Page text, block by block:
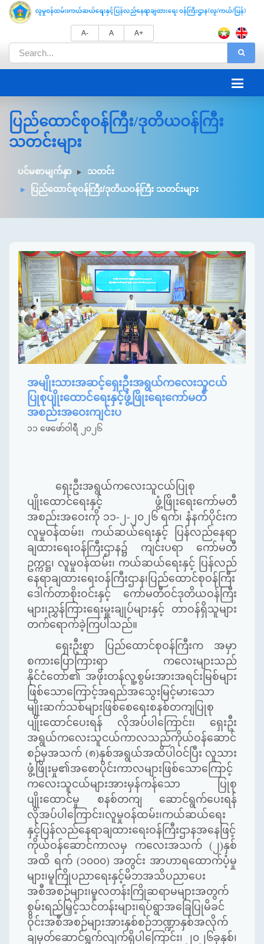
A- A A+
ပြည်ထောင်စုဝန်ကြီး/ဒုတိယဝန်ကြီး
သတင်းများ
ပင်မစာမျက်နှာ
သတင်း
ပြည်ထောင်စုဝန်ကြီး/ဒုတိယဝန်ကြီး သတင်းများ
အမျိုးသားအဆင့်ရှေးဦးအရွယ်ကလေးသူငယ်
ပြုစုပျိုးထောင်ရေးနှင့်ဖွံ့ဖြိုးရေးကော်မတီ
အစည်းအဝေးကျင်းပ
၁၁ ဖေဖော်ဝါရီ ၂၀၂၆
ရှေးဦးအရွယ်ကလေးသူငယ်ပြုစု
ပျိုးထောင်ရေးနှင့် ဖွံ့ဖြိုးရေးကော်မတီ
အစည်းအဝေးကို ၁၁-၂-၂၀၂၆ ရက်၊ နံနက်ပိုင်းက
လူမှုဝန်ထမ်း၊ ကယ်ဆယ်ရေးနှင့် ပြန်လည်နေရာ
ချထားရေးဝန်ကြီးဌာန၌ ကျင်းပရာ ကော်မတီ
ဥက္ကဋ္ဌ၊ လူမှုဝန်ထမ်း၊ ကယ်ဆယ်ရေးနှင့် ပြန်လည်
နေရာချထားရေးဝန်ကြီးဌာန၊ပြည်ထောင်စုဝန်ကြီး
ဒေါက်တာစိုးဝင်းနှင့် ကော်မတီဝင်ဒုတိယဝန်ကြီး
များ၊ညွှန်ကြားရေးမှူးချုပ်များနှင့် တာဝန်ရှိသူများ
တက်ရောက်ခဲ့ကြပါသည်။
ရှေးဦးစွာ ပြည်ထောင်စုဝန်ကြီးက အမှာ
စကားပြောကြားရာ ကလေးများသည်
နိုင်ငံတော်၏ အဖိုးတန်လူ့စွမ်းအားအရင်းမြစ်များ
ဖြစ်သောကြောင့်အရည်အသွေးမြင့်မားသော
မျိုးဆက်သစ်များဖြစ်စေရေးစနစ်တကျပြုစု
ပျိုးထောင်ပေးရန် လိုအပ်ပါကြောင်း၊ ရှေးဦး
အရွယ်ကလေးသူငယ်ကာလသည်ကိုယ်ဝန်ဆောင်
စဉ်မှအသက် (၈)နှစ်အရွယ်အထိပါဝင်ပြီး လူသား
ဖွံ့ဖြိုးမှု၏အစောပိုင်းကာလများဖြစ်သောကြောင့်
ကလေးသူငယ်များအားမှန်ကန်သော ပြုစု
ပျိုးထောင်မှု စနစ်တကျ ဆောင်ရွက်ပေးရန်
လိုအပ်ပါကြောင်း၊လူမှုဝန်ထမ်း၊ကယ်ဆယ်ရေး
နှင့်ပြန်လည်နေရာချထားရေးဝန်ကြီးဌာနအနေဖြင့်
ကိုယ်ဝန်ဆောင်ကာလမှ ကလေးအသက် (၂)နှစ်
အထိ ရက် (၁၀၀၀) အတွင်း အာဟာရထောက်ပံ့မှု
များ၊မူကြိုပညာရေးနှင့်မိဘအသိပညာပေး
အစီအစဉ်များ၊မူလတန်းကြိုဆရာမများအတွက်
စွမ်းရည်မြှင့်သင်တန်းများ၊ရပ်ရွာအခြေပြုမိခင်
ဝိုင်းအစီအစဉ်များအားနှစ်စဉ်ဘဏ္ဍာနှစ်အလိုက်
ချမှတ်ဆောင်ရွက်လျက်ရှိပါကြောင်း၊ ၂၀၂၆ခုနှစ်၊